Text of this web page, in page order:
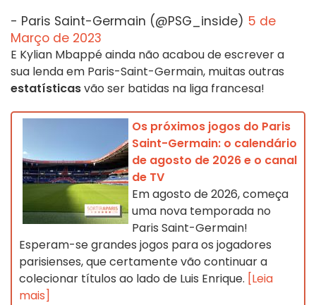
- Paris Saint-Germain (@PSG_inside) 5 de
Março de 2023
E Kylian Mbappé ainda não acabou de escrever a
sua lenda em Paris-Saint-Germain, muitas outras
estatísticasvão ser batidas na liga francesa!
Os próximos jogos do Paris
Saint-Germain: o calendário
de agosto de 2026 e o canal
de TV
Em agosto de 2026, começa
uma nova temporada no
Paris Saint-Germain!
Esperam-se grandes jogos para os jogadores
parisienses, que certamente vão continuar a
colecionar títulos ao lado de Luis Enrique. [Leia
mais]